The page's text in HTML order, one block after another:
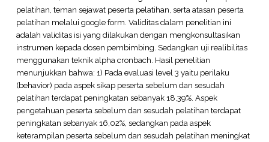
pelatihan, teman sejawat peserta pelatihan, serta atasan peserta
pelatihan melalui google form. Validitas dalam penelitian ini
adalah validitas isi yang dilakukan dengan mengkonsultasikan
instrumen kepada dosen pembimbing. Sedangkan uji realibilitas
menggunakan teknik alpha cronbach. Hasil penelitian
menunjukkan bahwa: 1) Pada evaluasi level 3 yaitu perilaku
(behavior) pada aspek sikap peserta sebelum dan sesudah
pelatihan terdapat peningkatan sebanyak 18,39%. Aspek
pengetahuan peserta sebelum dan sesudah pelatihan terdapat
peningkatan sebanyak 16,02%, sedangkan pada aspek
keterampilan peserta sebelum dan sesudah pelatihan meningkat